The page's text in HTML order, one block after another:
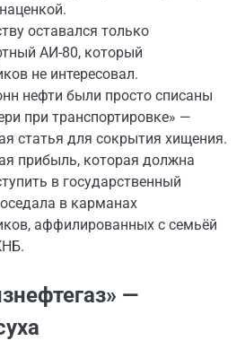
оставался только
АИ-80, который
не интересовал.
нефти были просто списаны
при транспортировке» —
статья для сокрытия хищения.
прибыль, которая должна
в государственный
в карманах
аффилированных с семьёй
—